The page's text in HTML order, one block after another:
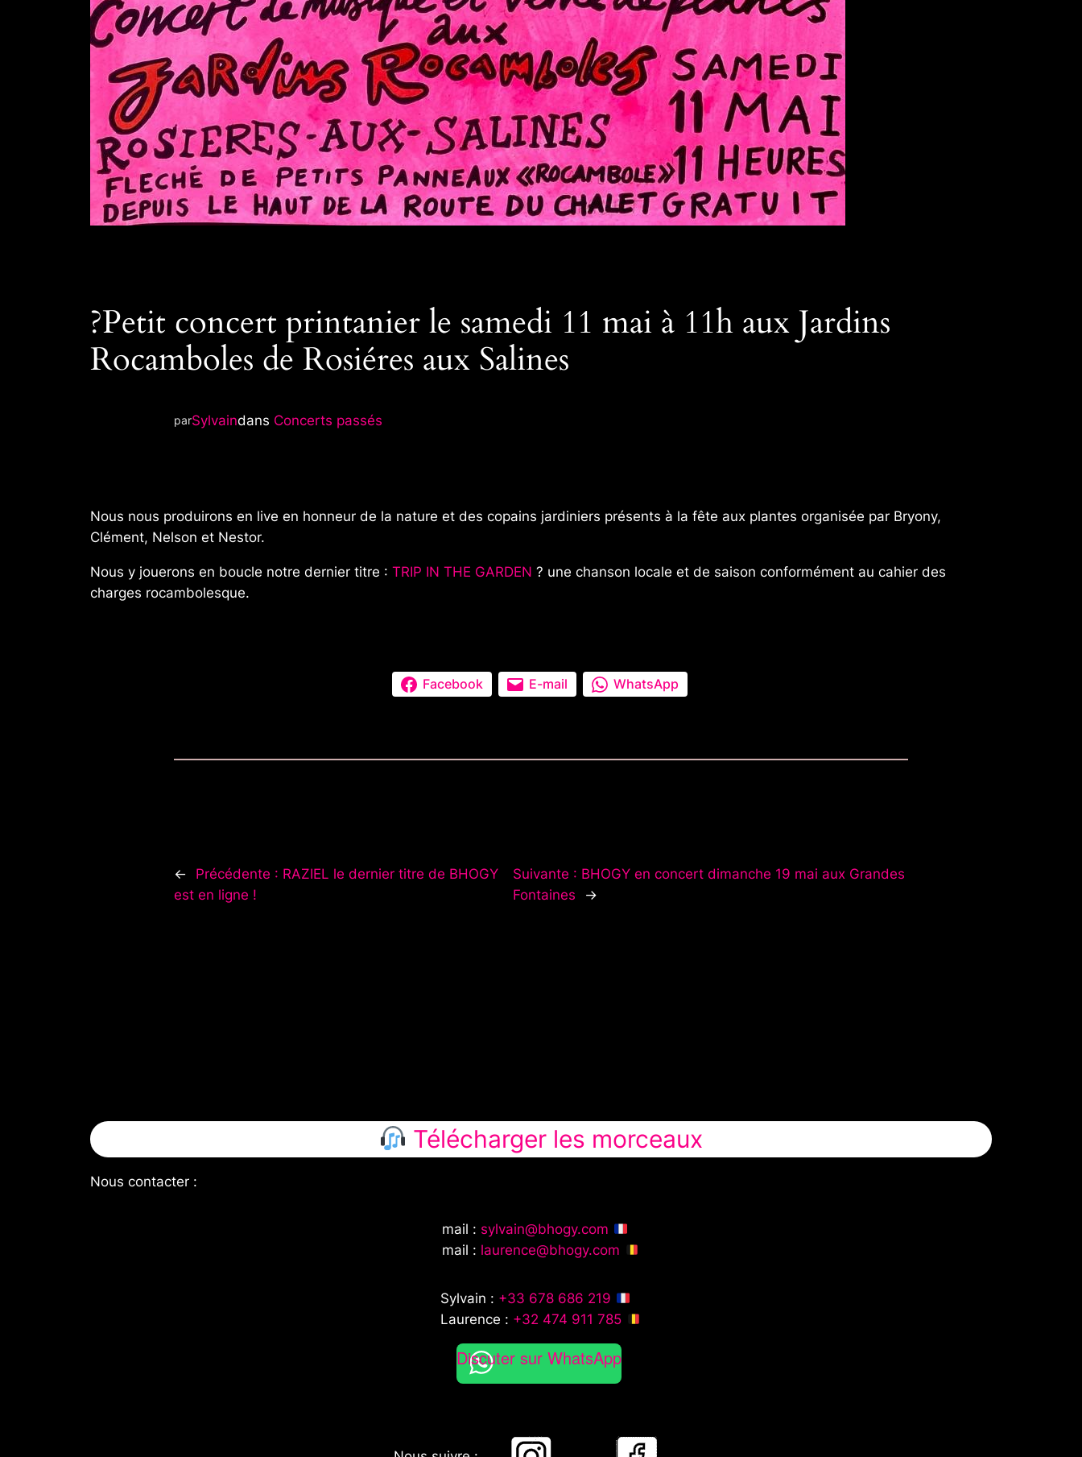
?Petit concert printanier le samedi 11 mai à 11h aux Jardins
Rocamboles de Rosiéres aux Salines
parSylvaindans Concerts passés
Nous nous produirons en live en honneur de la nature et des copains jardiniers présents à la fête aux plantes organisée par Bryony,
Clément, Nelson et Nestor.
Nous y jouerons en boucle notre dernier titre : TRIP IN THE GARDEN ? une chanson locale et de saison conformément au cahier des
charges rocambolesque.
Facebook E-mail WhatsApp
← Précédente : RAZIEL le dernier titre de BHOGY
est en ligne !
Suivante : BHOGY en concert dimanche 19 mai aux Grandes
Fontaines
→
Télécharger les morceaux
Nous contacter :
mail : sylvain@bhogy.com
mail : laurence@bhogy.com
Sylvain : +33 678 686 219
Laurence : +32 474 911 785
Discuter sur WhatsApp